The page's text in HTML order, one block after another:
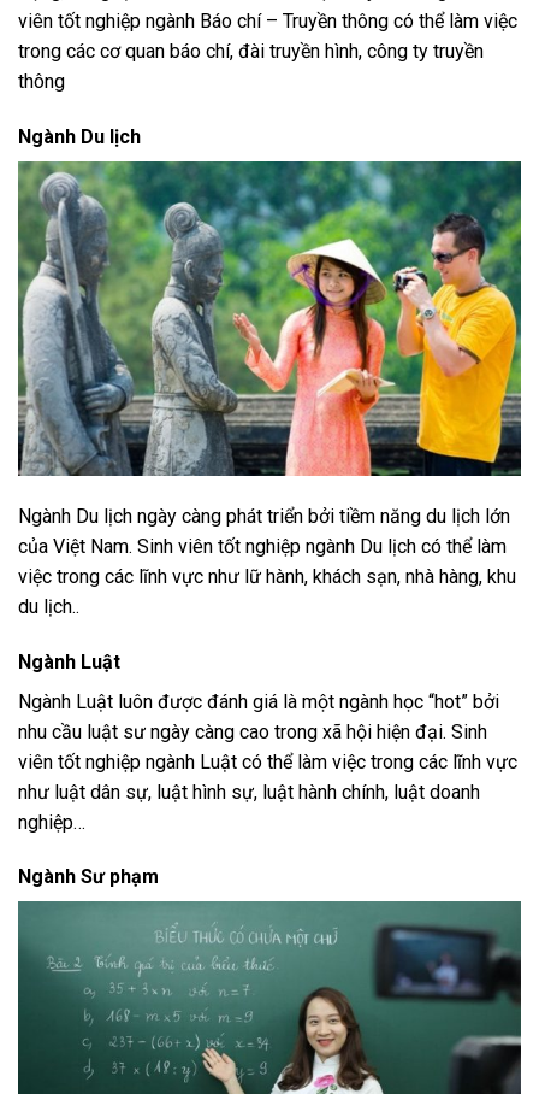
viên tốt nghiệp ngành Báo chí – Truyền thông có thể làm việc
trong các cơ quan báo chí, đài truyền hình, công ty truyền
thông
Ngành Du lịch
Ngành Du lịch ngày càng phát triển bởi tiềm năng du lịch lớn
của Việt Nam. Sinh viên tốt nghiệp ngành Du lịch có thể làm
việc trong các lĩnh vực như lữ hành, khách sạn, nhà hàng, khu
du lịch..
Ngành Luật
Ngành Luật luôn được đánh giá là một ngành học “hot” bởi
nhu cầu luật sư ngày càng cao trong xã hội hiện đại. Sinh
viên tốt nghiệp ngành Luật có thể làm việc trong các lĩnh vực
như luật dân sự, luật hình sự, luật hành chính, luật doanh
nghiệp…
Ngành Sư phạm